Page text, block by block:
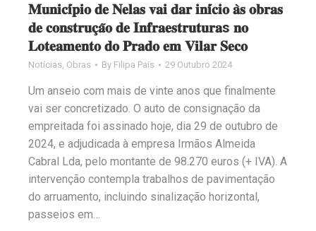
𝐌𝐮𝐧𝐢𝐜𝐢́𝐩𝐢𝐨 𝐝𝐞 𝐍𝐞𝐥𝐚𝐬 𝐯𝐚𝐢 𝐝𝐚𝐫 𝐢𝐧𝐢́𝐜𝐢𝐨 𝐚̀𝐬 𝐨𝐛𝐫𝐚𝐬
𝐝𝐞 𝐜𝐨𝐧𝐬𝐭𝐫𝐮𝐜̧𝐚̃𝐨 𝐝𝐞 𝐈𝐧𝐟𝐫𝐚𝐞𝐬𝐭𝐫𝐮𝐭𝐮𝐫𝐚s 𝐧𝐨
𝐋𝐨𝐭𝐞𝐚𝐦𝐞𝐧𝐭𝐨 𝐝𝐨 𝐏𝐫𝐚𝐝𝐨 𝐞𝐦 𝐕𝐢𝐥𝐚𝐫 𝐒𝐞𝐜𝐨
Notícias, Obras By Filipa Pais 29 Outubro 2024
Um anseio com mais de vinte anos que finalmente
vai ser concretizado. O auto de consignação da
empreitada foi assinado hoje, dia 29 de outubro de
2024, e adjudicada à empresa Irmãos Almeida
Cabral Lda, pelo montante de 98.270 euros (+ IVA). A
intervenção contempla trabalhos de pavimentação
do arruamento, incluindo sinalização horizontal,
passeios em…